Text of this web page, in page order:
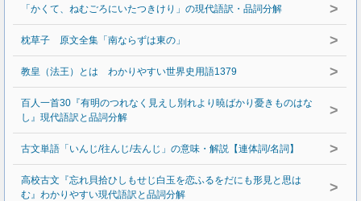
「かくて、ねむごろにいたつきけり」の現代語訳・品詞分解 >
枕草子 原文全集「南ならずは東の」 >
教皇（法王）とは わかりやすい世界史用語1379 >
百人一首30『有明のつれなく見えし別れより暁ばかり憂きものはな
し』現代語訳と品詞分解
>
古文単語「いんじ/往んじ/去んじ」の意味・解説【連体詞/名詞】 >
高校古文『忘れ貝拾ひしもせじ白玉を恋ふるをだにも形見と思は
む』わかりやすい現代語訳と品詞分解
>